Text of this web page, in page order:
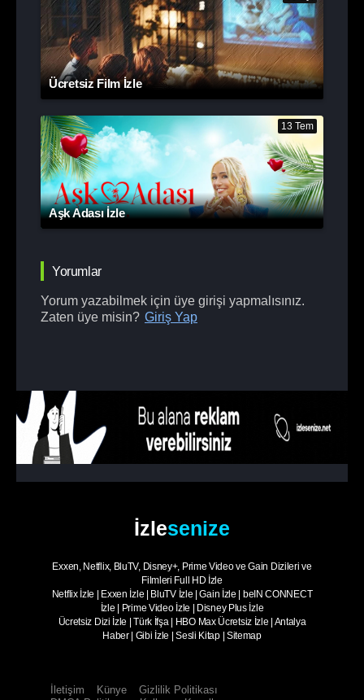
Ücretsiz Film İzle
13 Tem
Aşk Adası İzle
Yorumlar
Yorum yazabilmek için üye girişi yapmalısınız.
Zaten üye misin? Giriş Yap
İzlesenize
Exxen, Netflix, BluTV, Disney+, Prime Video ve Gain Dizileri ve
Filmleri Full HD İzle
Netflix İzle | Exxen İzle | BluTV İzle |Gain İzle | beIN CONNECT
İzle | Prime Video İzle | Disney Plus İzle
Ücretsiz Dizi İzle |Türk İfşa | HBO Max Ücretsiz İzle | Antalya
Haber| Gibi İzle |Sesli Kitap| Sitemap
İletişim Künye
Gizlilik Politikası